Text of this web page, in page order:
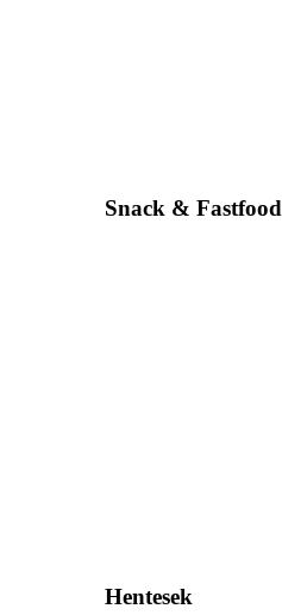
Snack & Fastfood
Hentesek